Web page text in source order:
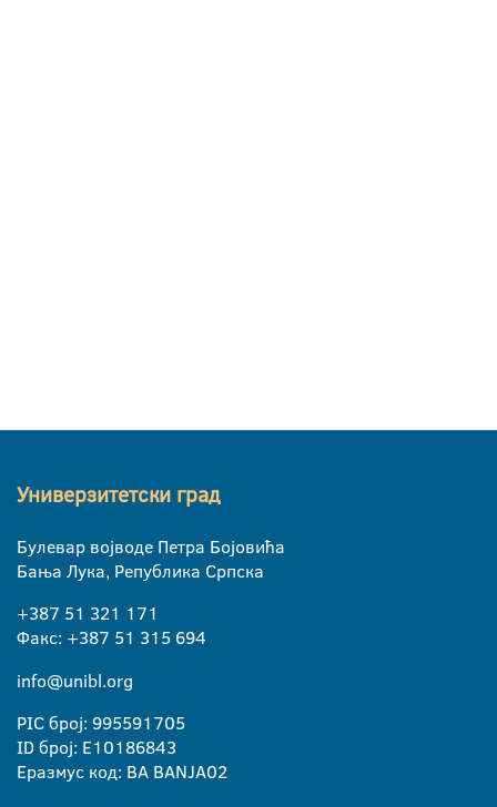
Универзитетски град
Булевар војводе Петра Бојовића
Бања Лука, Република Српска
+387 51 321 171
Факс: +387 51 315 694
info@unibl.org
PIC број: 995591705
ID број: E10186843
Еразмус код: BA BANJA02